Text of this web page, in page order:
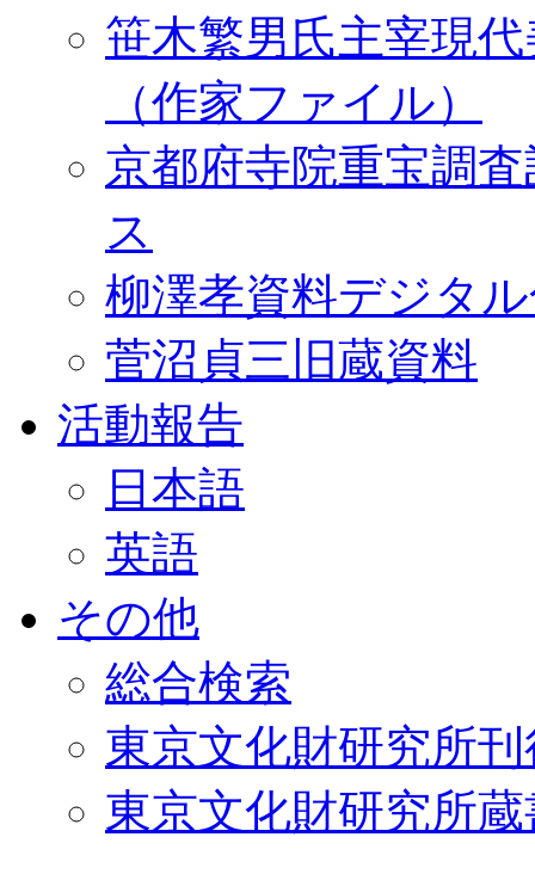
笹木繁男氏主宰現
（作家ファイル）
京都府寺院重宝調
ス
柳澤孝資料デジタ
菅沼貞三旧蔵資料
活動報告
日本語
英語
その他
総合検索
東京文化財研究所
東京文化財研究所